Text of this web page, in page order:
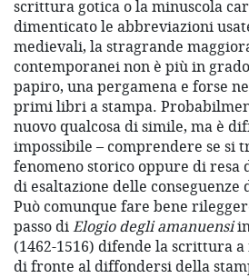
scrittura gotica o la minuscola
dimenticato le abbreviazioni
medievali, la stragrande
contemporanei non è più in
papiro, una pergamena e forse
primi libri a stampa.
nuovo qualcosa di simile, ma è
impossibile – comprendere se si
fenomeno storico oppure di resa
di esaltazione delle conseguenze
Può comunque fare bene
passo diElogio degli amanuensi
(1462-1516) difende la scrittura
di fronte al diffondersi della